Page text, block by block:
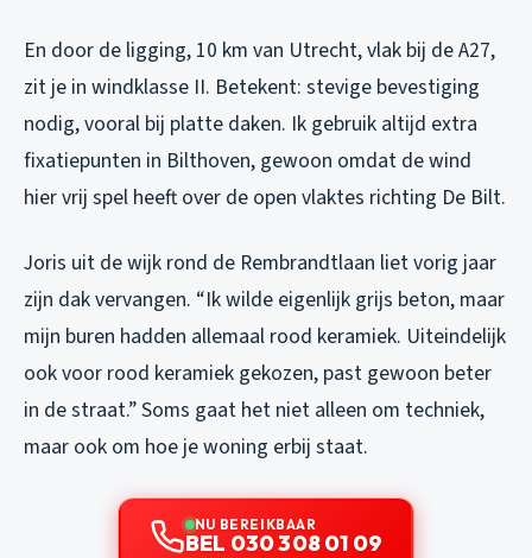
En door de ligging, 10 km van Utrecht, vlak bij de A27,
zit je in windklasse II. Betekent: stevige bevestiging
nodig, vooral bij platte daken. Ik gebruik altijd extra
fixatiepunten in Bilthoven, gewoon omdat de wind
hier vrij spel heeft over de open vlaktes richting De Bilt.
Joris uit de wijk rond de Rembrandtlaan liet vorig jaar
zijn dak vervangen. “Ik wilde eigenlijk grijs beton, maar
mijn buren hadden allemaal rood keramiek. Uiteindelijk
ook voor rood keramiek gekozen, past gewoon beter
in de straat.” Soms gaat het niet alleen om techniek,
maar ook om hoe je woning erbij staat.
NU BEREIKBAAR
BEL 030 308 01 09